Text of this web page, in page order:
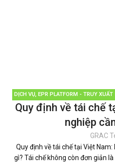
DỊCH VỤ, EPR PLATFORM - TRUY
LOẠI RÁC,QUẢN LÝ RÁC THẢI,TÁI
VỮNG,
Quy định về tái chế
nghiệp
GRAC
Quy định về tái chế tại Việt
gì? Tái chế không còn đơn giản